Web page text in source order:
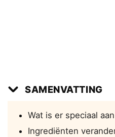
SAMENVATTING
Wat is er speciaal
Ingrediënten